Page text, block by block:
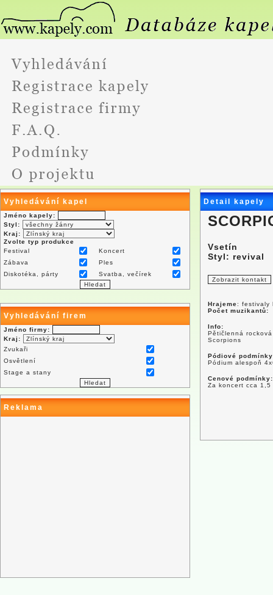
Vyhledávání kapel
Jméno kapely:
Styl:
Kraj:
Zvolte typ produkce
Festival
Koncert
Zábava
Ples
Diskotéka, párty
Svatba, večírek
Vyhledávání firem
Jméno firmy:
Kraj:
Zvukaři
Osvětlení
Stage a stany
Reklama
Detail kapely
Vsetín
Styl: revival
Hrajeme: festivaly
Počet muzikantů:
Info:
Pětičlenná
Scorpions
Pódiové
Pódium alespoň
Cenové podmínky:
Za koncert cca